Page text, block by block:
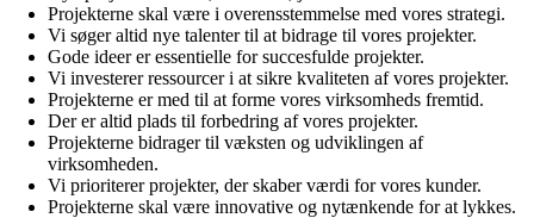
Projekterne skal være i overensstemmelse med vores strategi.
Vi søger altid nye talenter til at bidrage til vores projekter.
Gode ideer er essentielle for succesfulde projekter.
Vi investerer ressourcer i at sikre kvaliteten af vores projekter.
Projekterne er med til at forme vores virksomheds fremtid.
Der er altid plads til forbedring af vores projekter.
Projekterne bidrager til væksten og udviklingen af
virksomheden.
Vi prioriterer projekter, der skaber værdi for vores kunder.
Projekterne skal være innovative og nytænkende for at lykkes.